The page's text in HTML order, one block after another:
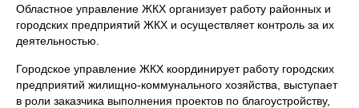
Областное управление ЖКХ организует работу районных и
городских предприятий ЖКХ и осуществляет контроль за их
деятельностью.
Городское управление ЖКХ координирует работу городских
предприятий жилищно-коммунального хозяйства, выступает
в роли заказчика выполнения проектов по благоустройству,